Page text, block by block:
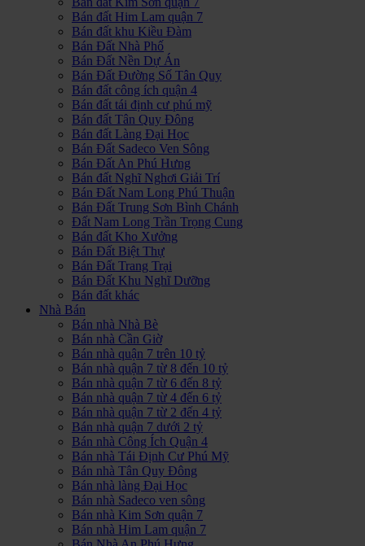
Bán đất Him Lam quận 7
Bán đất khu Kiều Đàm
Bán Đất Nhà Phố
Bán Đất Nền Dự Án
Bán Đất Đường Số Tân Quy
Bán đất công ích quận 4
Bán đất tái định cư phú mỹ
Bán đất Tân Quy Đông
Bán đất Làng Đại Học
Bán Đất Sadeco Ven Sông
Bán Đất An Phú Hưng
Bán đất Nghĩ Nghơi Giải Trí
Bán Đất Nam Long Phú Thuận
Bán Đất Trung Sơn Bình Chánh
Đất Nam Long Trần Trọng Cung
Bán đất Kho Xưởng
Bán Đất Biệt Thự
Bán Đất Trang Trại
Bán Đất Khu Nghĩ Dưỡng
Bán đất khác
Nhà Bán
Bán nhà Nhà Bè
Bán nhà Cần Giờ
Bán nhà quận 7 trên 10 tỷ
Bán nhà quận 7 từ 8 đến 10 tỷ
Bán nhà quận 7 từ 6 đến 8 tỷ
Bán nhà quận 7 từ 4 đến 6 tỷ
Bán nhà quận 7 từ 2 đến 4 tỷ
Bán nhà quận 7 dưới 2 tỷ
Bán nhà Công Ích Quận 4
Bán nhà Tái Định Cư Phú Mỹ
Bán nhà Tân Quy Đông
Bán nhà làng Đại Học
Bán nhà Sadeco ven sông
Bán nhà Kim Sơn quận 7
Bán nhà Him Lam quận 7